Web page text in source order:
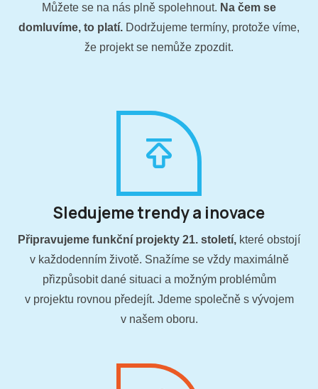
Můžete se na nás plně spolehnout. Na čem se
domluvíme, to platí. Dodržujeme termíny, protože víme,
že projekt se nemůže zpozdit.
Sledujeme trendy a inovace
Připravujeme funkční projekty 21. století, které obstojí
v každodenním životě. Snažíme se vždy maximálně
přizpůsobit dané situaci a možným problémům
v projektu rovnou předejít. Jdeme společně s vývojem
v našem oboru.